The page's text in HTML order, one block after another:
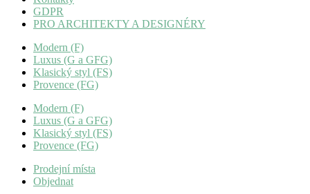
GDPR
PRO ARCHITEKTY A DESIGNÉRY
Modern (F)
Luxus (G a GFG)
Klasický styl (FS)
Provence (FG)
Modern (F)
Luxus (G a GFG)
Klasický styl (FS)
Provence (FG)
Prodejní místa
Objednat